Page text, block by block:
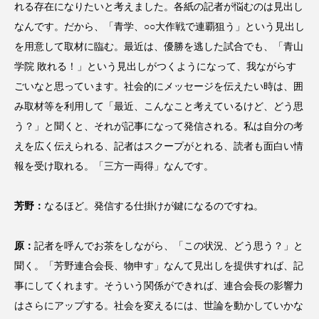
れる存在になりたいと考えました。各紙の記者が悩むのは見出し
なんです。だから、「青学、○○大作戦で連覇狙う」という見出し
を用意して取材に臨む。最近は、優勝を逃した試合でも、「青山
学院 敗れる！」という見出しがつくようになって、我ながらす
ごいなと思っています。社会的にメッセージを伝えたい時は、囲
み取材等を利用して「最近、こんなこと考えているけど、どう思
う？」と聞くと、それが記事になって発信される。私は自分の考
えを広く伝えられる、記者はスクープがとれる、読者も面白い情
報を受け取れる。「三方一両得」なんです。
芳野： なるほど。発信する仕掛けが鍵になるのですね。
原： 記者を呼んでお茶をしながら、「この状況、どう思う？」と
聞く。「芳野連合会長、物申す」なんて見出しを提供すれば、記
事にしてくれます。そういう関係ができれば、連合会長の影響力
はさらにアップする。社会を変えるには、世論を動かしていかな